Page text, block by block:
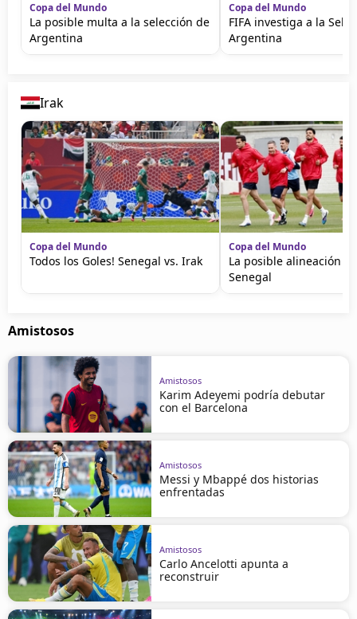
Copa del Mundo
La posible multa a la selección de
Argentina
Copa del Mundo
FIFA investiga a la
Argentina
Irak
Copa del Mundo
Todos los Goles! Senegal vs. Irak
Copa del Mundo
La posible alineación
Senegal
Amistosos
Amistosos
Karim Adeyemi podría debutar
con el Barcelona
Amistosos
Messi y Mbappé dos historias
enfrentadas
Amistosos
Carlo Ancelotti apunta a
reconstruir